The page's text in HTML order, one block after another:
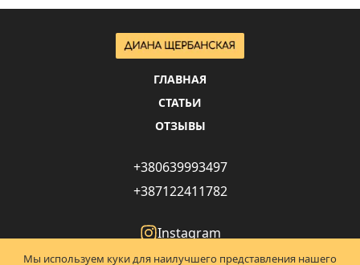
ГЛАВНАЯ
СТАТЬИ
ОТЗЫВЫ
+380639993497
+387122411782
Instagram
Мы используем куки для наилучшего представления нашего